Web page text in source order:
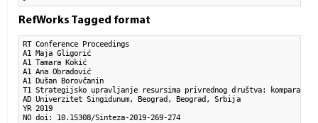
RefWorks Tagged format
RT Conference Proceedings
A1 Maja Gligorić
A1 Tamara Kokić
A1 Ana Obradović
A1 Dušan Borovčanin
T1 Strategijsko upravljanje resursima privrednog društva:
AD Univerzitet Singidunum, Beograd, Beograd, Srbija
YR 2019
NO doi: 10.15308/Sinteza-2019-269-274